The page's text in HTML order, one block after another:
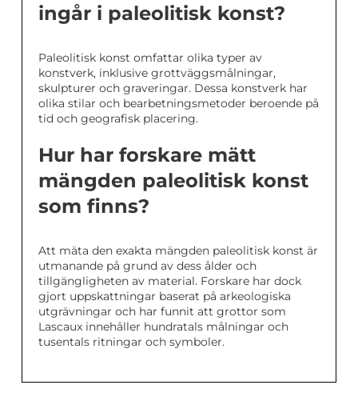
ingår i paleolitisk konst?
Paleolitisk konst omfattar olika typer av
konstverk, inklusive grottväggsmålningar,
skulpturer och graveringar. Dessa konstverk har
olika stilar och bearbetningsmetoder beroende på
tid och geografisk placering.
Hur har forskare mätt
mängden paleolitisk konst
som finns?
Att mäta den exakta mängden paleolitisk konst är
utmanande på grund av dess ålder och
tillgängligheten av material. Forskare har dock
gjort uppskattningar baserat på arkeologiska
utgrävningar och har funnit att grottor som
Lascaux innehåller hundratals målningar och
tusentals ritningar och symboler.